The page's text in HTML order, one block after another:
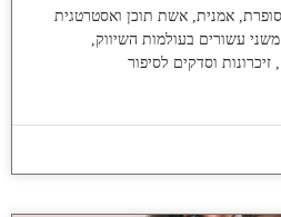
אמנית, אשת תוכן ואסטרטגית
עשורים בעולמות השיווק,
וסדקים לסיפור